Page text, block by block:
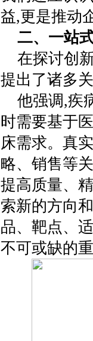
益,更是推动
二、一站
在探讨创
提出了诸多
他强调,疾
时需要基于
床需求。真
略、销售等
提高质量、
索新的方向
品、靶点、
不可或缺的